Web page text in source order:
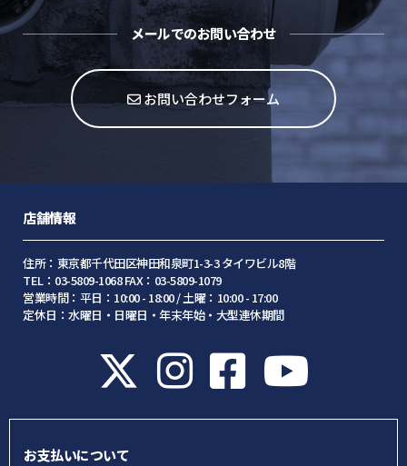
メールでのお問い合わせ
お問い合わせフォーム
店舗情報
住所：東京都千代田区神田和泉町1-3-3 タイワビル8階
TEL：03-5809-1068 FAX：03-5809-1079
営業時間：平日：10:00 - 18:00 / 土曜：10:00 - 17:00
定休日：水曜日・日曜日・年末年始・大型連休期間
お支払いについて